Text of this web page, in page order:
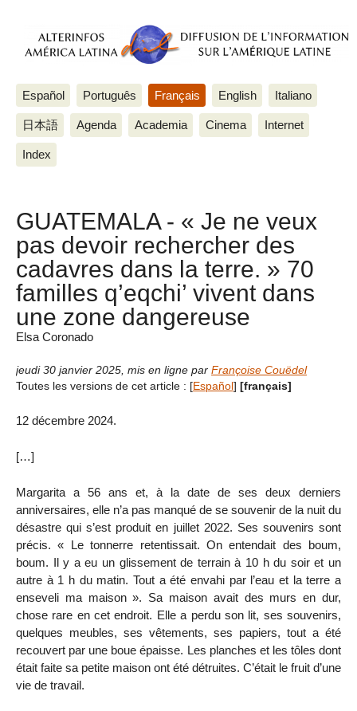
Español Português Français English Italiano
日本語 Agenda Academia Cinema Internet
Index
GUATEMALA - « Je ne veux
pas devoir rechercher des
cadavres dans la terre. » 70
familles q’eqchi’ vivent dans
une zone dangereuse
Elsa Coronado
jeudi 30 janvier 2025 mis en ligne par Françoise Couëdel
Toutes les versions de cet article : [Español] [français]
12 décembre 2024.
[…]
Margarita a 56 ans et, à la date de ses deux derniers
anniversaires, elle n’a pas manqué de se souvenir de la nuit du
désastre qui s’est produit en juillet 2022. Ses souvenirs sont
précis. « Le tonnerre retentissait. On entendait des boum,
boum. Il y a eu un glissement de terrain à 10 h du soir et un
autre à 1 h du matin. Tout a été envahi par l’eau et la terre a
enseveli ma maison ». Sa maison avait des murs en dur,
chose rare en cet endroit. Elle a perdu son lit, ses souvenirs,
quelques meubles, ses vêtements, ses papiers, tout a été
recouvert par une boue épaisse. Les planches et les tôles dont
était faite sa petite maison ont été détruites. C’était le fruit d’une
vie de travail.